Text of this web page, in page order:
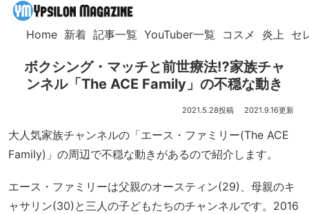
Home 新着 記事一覧 YouTuber一覧 コスメ 炎上 セ
ボクシング・マッチと前世療法⁉家族チャ
ンネル「The ACE Family」の不穏な動き
2021.5.28 2021.9.16
大人気家族チャンネルの「エース・ファミリー(The ACE
Family)」の周辺で不穏な動きがあるので紹介します。
エース・ファミリーは父親のオースティン(29)、母親のキ
ャサリン(30)と三人の子どもたちのチャンネルです。2016